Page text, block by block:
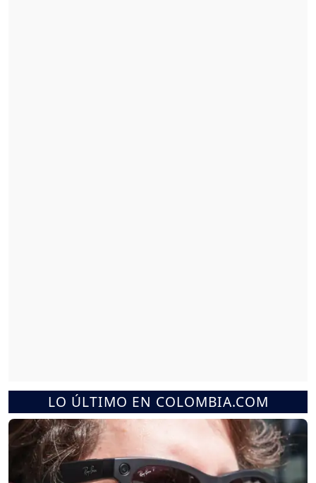
LO ÚLTIMO EN COLOMBIA.COM